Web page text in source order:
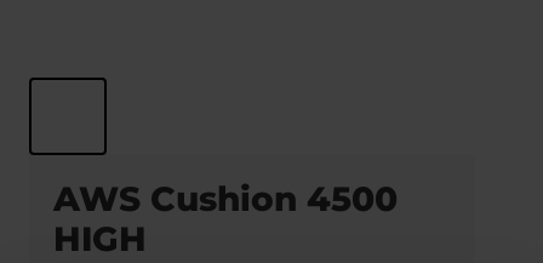
AWS Cushion 4500
HIGH